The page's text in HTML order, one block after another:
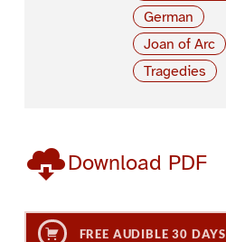
German
Joan of Arc
Tragedies
Download PDF
FREE AUDIBLE 30 DAYS